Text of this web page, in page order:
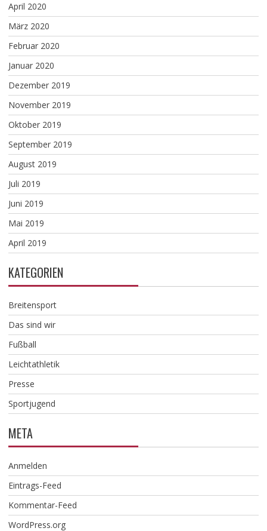
April 2020
März 2020
Februar 2020
Januar 2020
Dezember 2019
November 2019
Oktober 2019
September 2019
August 2019
Juli 2019
Juni 2019
Mai 2019
April 2019
KATEGORIEN
Breitensport
Das sind wir
Fußball
Leichtathletik
Presse
Sportjugend
META
Anmelden
Eintrags-Feed
Kommentar-Feed
WordPress.org